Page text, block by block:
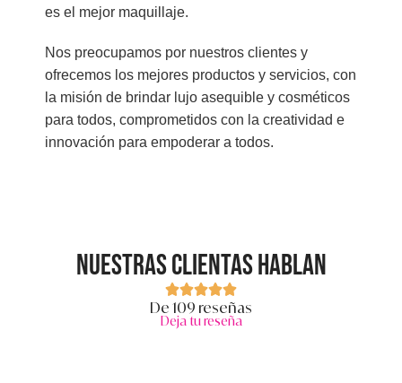
es el mejor maquillaje.
Nos preocupamos por nuestros clientes y
ofrecemos los mejores productos y servicios, con
la misión de brindar lujo asequible y cosméticos
para todos, comprometidos con la creatividad e
innovación para empoderar a todos.
Nuestras clientas hablan
De 109 reseñas
Deja tu reseña